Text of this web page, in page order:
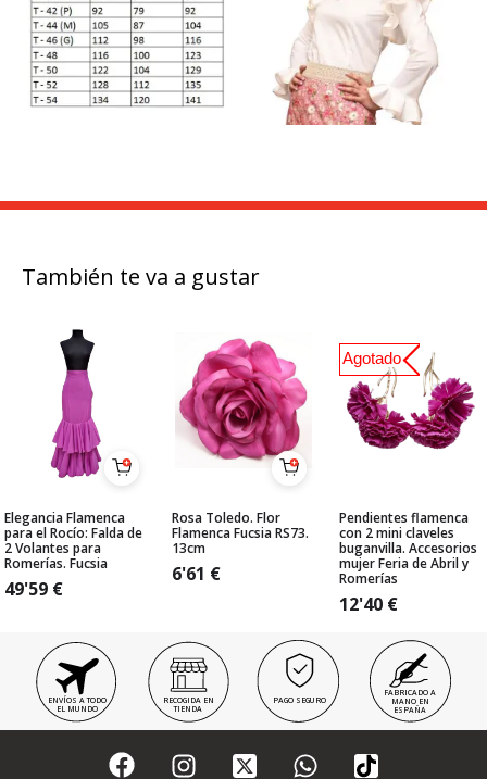
También te va a gustar
Elegancia Flamenca
para el Rocío: Falda de
2 Volantes para
Romerías. Fucsia
49'59 €
Rosa Toledo. Flor
Flamenca Fucsia RS73.
13cm
6'61 €
Pendientes flamenca
con 2 mini claveles
buganvilla. Accesorios
mujer Feria de Abril y
Romerías
12'40 €
Agotado
ENVÍOS A TODO
EL MUNDO
RECOGIDA EN
TIENDA
PAGO SEGURO
FABRICADO A
MANO EN
ESPAÑA